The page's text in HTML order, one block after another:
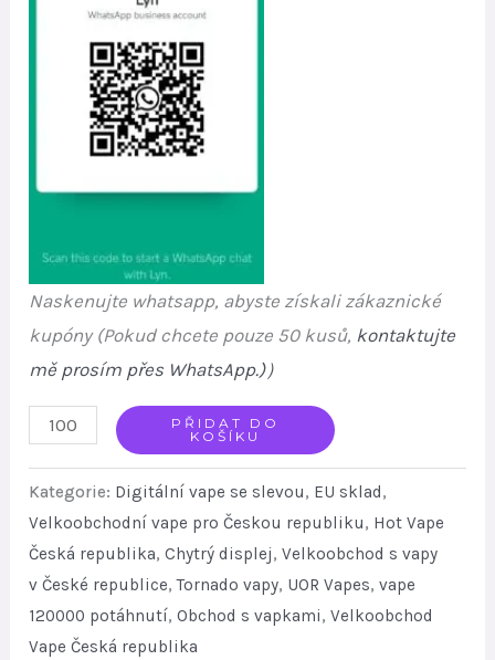
Naskenujte whatsapp, abyste získali zákaznické
kupóny (Pokud chcete pouze 50 kusů, kontaktujte
mě prosím přes WhatsApp.)）
Best
Puff
Disposable
Bulk
Vape
Supply
PŘIDAT DO
KOŠÍKU
Kategorie: Digitální vape se slevou, EU sklad ,
Velkoobchodní vape pro Českou republiku, Hot Vape
Česká republika,Chytrý displej,Velkoobchod s vapy
v České republice,Tornado vapy, UOR Vapes,vape
120000 potáhnutí,Obchod s vapkami,Velkoobchod
Vape Česká republika